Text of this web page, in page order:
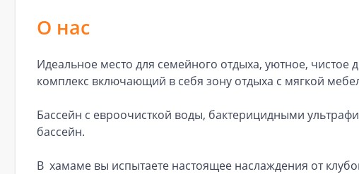
О нас
Идеальное место для семейного отдыха, уютное,
комплекс включающий в себя зону отдыха с мягкой
Бассейн с евроочисткой воды, бактерицидными
бассейн.
В хамаме вы испытаете настоящее наслаждения от